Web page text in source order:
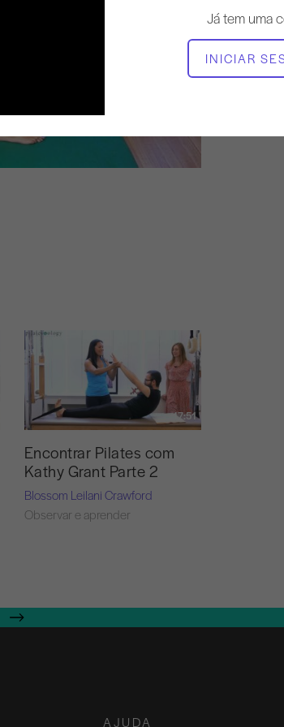
Já tem uma
INICIAR
17:51
Encontrar Pilates com
Kathy Grant Parte 2
Blossom Leilani Crawford
Observar e aprender
AJUDA